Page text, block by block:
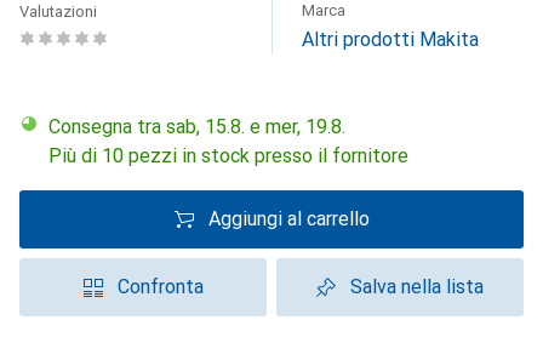
Valutazioni Marca
Altri prodotti Makita
Consegna tra sab, 15.8. e mer, 19.8.
Più di 10 pezzi in stock presso il fornitore
Aggiungi al carrello
Confronta Salva nella lista